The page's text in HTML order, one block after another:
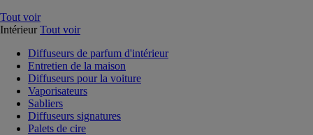
Tout voir
Intérieur Tout voir
Diffuseurs de parfum d'intérieur
Entretien de la maison
Diffuseurs pour la voiture
Vaporisateurs
Sabliers
Diffuseurs signatures
Palets de cire